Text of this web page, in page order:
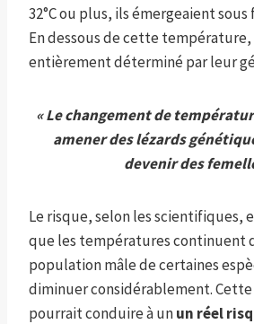
32°C ou plus, ils émergeaient
En dessous de cette
entièrement déterminé par leur
« Le changement de
amener des lézards
devenir des
Le risque, selon les scientifiques,
que les températures continuent
population mâle de certaines
diminuer considérablement.
pourrait conduire à unun réel